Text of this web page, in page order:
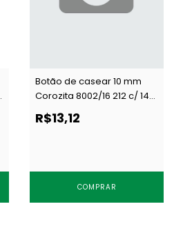
Botão de casear 10 mm
Corozita 8002/16 212 c/ 144
R$13,12
COMPRAR